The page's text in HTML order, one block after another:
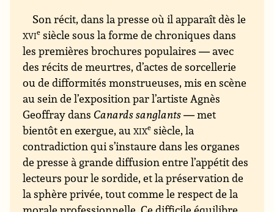
Son récit, dans la presse où il apparaît dès le
xvie siècle sous la forme de chroniques dans
les premières brochures populaires — avec
des récits de meurtres, d’actes de sorcellerie
ou de difformités monstrueuses, mis en scène
au sein de l’exposition par l’artiste Agnès
Geoffray dans Canards sanglants— met
bientôt en exergue, auxixe siècle, la
contradiction qui s’instaure dans les organes
de presse à grande diffusion entre l’appétit des
lecteurs pour le sordide, et la préservation de
la sphère privée, tout comme le respect de la